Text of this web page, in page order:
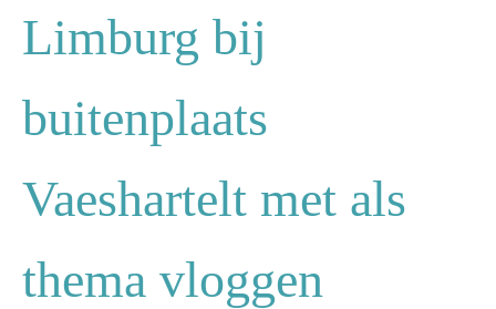
Limburg bij
buitenplaats
Vaeshartelt met als
thema vloggen